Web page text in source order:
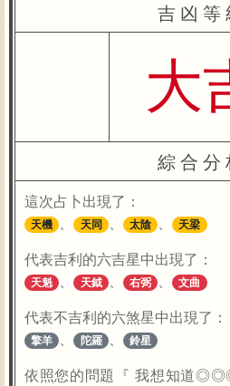
吉凶等
大
綜合分
這次占卜出現了：
天機 、 天同 、 太陰 、 天梁
代表吉利的六吉星中出現了：
天魁 、 天鉞 、 右弼 、 文曲
代表不吉利的六煞星中出現了：
擎羊 、 陀羅 、 鈴星
依照您的問題『 我想知道